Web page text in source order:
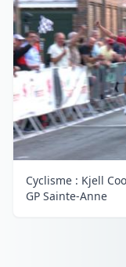
Cyclisme : Kjell
GP Sainte-Anne